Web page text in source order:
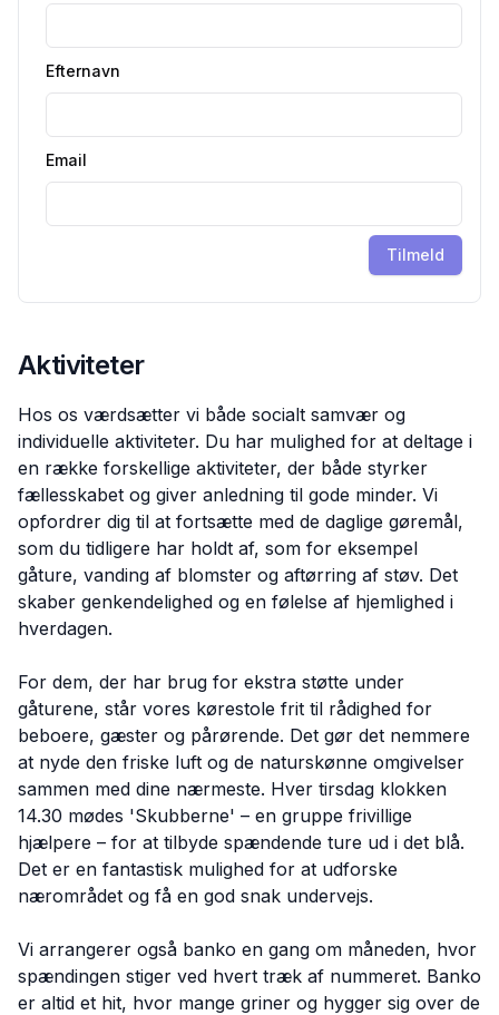
Efternavn
Email
Tilmeld
Aktiviteter
Hos os værdsætter vi både socialt samvær og
individuelle aktiviteter. Du har mulighed for at deltage i
en række forskellige aktiviteter, der både styrker
fællesskabet og giver anledning til gode minder. Vi
opfordrer dig til at fortsætte med de daglige gøremål,
som du tidligere har holdt af, som for eksempel
gåture, vanding af blomster og aftørring af støv. Det
skaber genkendelighed og en følelse af hjemlighed i
hverdagen.
For dem, der har brug for ekstra støtte under
gåturene, står vores kørestole frit til rådighed for
beboere, gæster og pårørende. Det gør det nemmere
at nyde den friske luft og de naturskønne omgivelser
sammen med dine nærmeste. Hver tirsdag klokken
14.30 mødes 'Skubberne' – en gruppe frivillige
hjælpere – for at tilbyde spændende ture ud i det blå.
Det er en fantastisk mulighed for at udforske
nærområdet og få en god snak undervejs.
Vi arrangerer også banko en gang om måneden, hvor
spændingen stiger ved hvert træk af nummeret. Banko
er altid et hit, hvor mange griner og hygger sig over de